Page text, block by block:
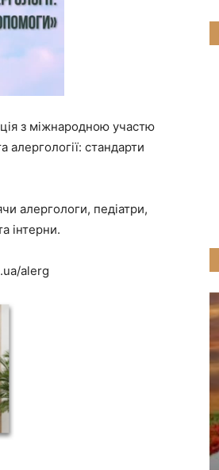
з міжнародною участю
алергології: стандарти
алергологи, педіатри,
інтерни.
alerg